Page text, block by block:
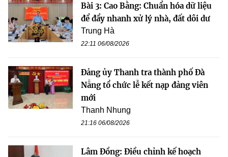
Bài 3: Cao Bằng: Chuẩn hóa dữ liệu
để đẩy nhanh xử lý nhà, đất dôi dư
Trung Hà
22:11 06/08/2026
Đảng ủy Thanh tra thành phố Đà
Nẵng tổ chức lễ kết nạp đảng viên
mới
Thanh Nhung
21:16 06/08/2026
Lâm Đồng: Điều chỉnh kế hoạch